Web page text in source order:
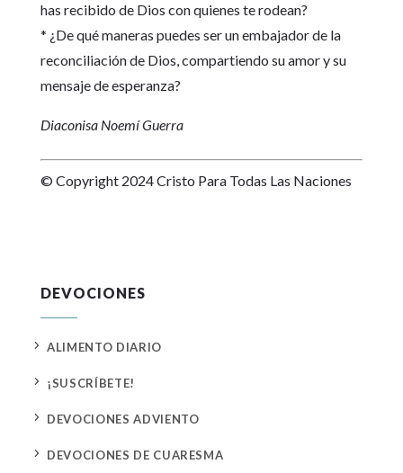
has recibido de Dios con quienes te rodean?
* ¿De qué maneras puedes ser un embajador de la
reconciliación de Dios, compartiendo su amor y su
mensaje de esperanza?
Diaconisa Noemí Guerra
© Copyright 2024 Cristo Para Todas Las Naciones
DEVOCIONES
5 ALIMENTO DIARIO
5 ¡SUSCRÍBETE!
5 DEVOCIONES ADVIENTO
5 DEVOCIONES DE CUARESMA